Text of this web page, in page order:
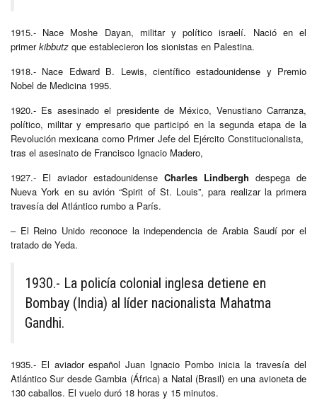
1915.- Nace Moshe Dayan, militar y político israelí. Nació en el
primerkibbutz que establecieron los sionistas en Palestina.
1918.- Nace Edward B. Lewis, científico estadounidense y Premio
Nobel de Medicina 1995.
1920.- Es asesinado el presidente de México, Venustiano Carranza,
político, militar y empresario que participó en la segunda etapa de la
Revolución mexicana como Primer Jefe del Ejército Constitucionalista, ​
tras el asesinato de Francisco Ignacio Madero,
1927.- El aviador estadounidense Charles Lindbergh despega de
Nueva York en su avión “Spirit of St. Louis”, para realizar la primera
travesía del Atlántico rumbo a París.
– El Reino Unido reconoce la independencia de Arabia Saudí por el
tratado de Yeda.
1930.- La policía colonial inglesa detiene en
Bombay (India) al líder nacionalista Mahatma
Gandhi.
1935.- El aviador español Juan Ignacio Pombo inicia la travesía del
Atlántico Sur desde Gambia (África) a Natal (Brasil) en una avioneta de
130 caballos. El vuelo duró 18 horas y 15 minutos.